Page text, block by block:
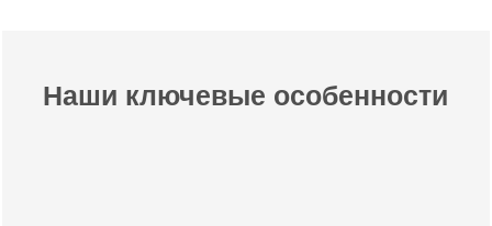
Наши ключевые особенности